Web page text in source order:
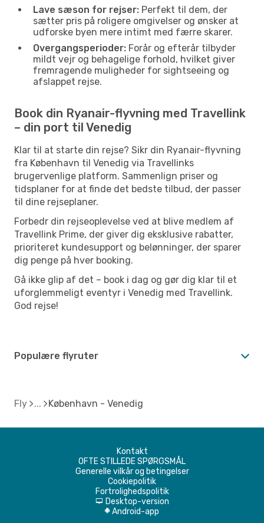
Lave sæson for rejser: Perfekt til dem, der
sætter pris på roligere omgivelser og ønsker at
udforske byen mere intimt med færre skarer.
Overgangsperioder: Forår og efterår tilbyder
mildt vejr og behagelige forhold, hvilket giver
fremragende muligheder for sightseeing og
afslappet rejse.
Book din Ryanair-flyvning med Travellink
– din port til Venedig
Klar til at starte din rejse? Sikr din Ryanair-flyvning
fra København til Venedig via Travellinks
brugervenlige platform. Sammenlign priser og
tidsplaner for at finde det bedste tilbud, der passer
til dine rejseplaner.
Forbedr din rejseoplevelse ved at blive medlem af
Travellink Prime, der giver dig eksklusive rabatter,
prioriteret kundesupport og belønninger, der sparer
dig penge på hver booking.
Gå ikke glip af det – book i dag og gør dig klar til et
uforglemmeligt eventyr i Venedig med Travellink.
God rejse!
Populære flyruter
Fly København - Venedig
Kontakt
OFTE STILLEDE SPØRGSMÅL
Generelle vilkår og betingelser
Cookiepolitik
Fortrolighedspolitik
d Desktop-version
A Android-app